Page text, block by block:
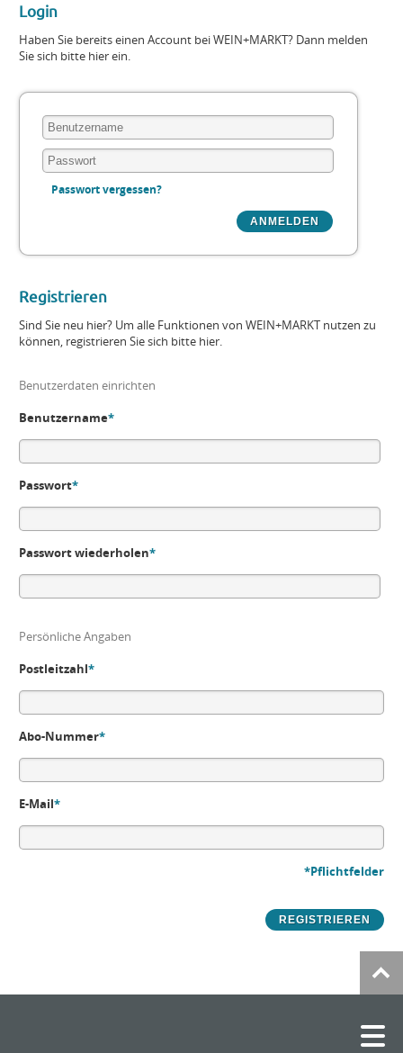
Login
Haben Sie bereits einen Account bei WEIN+MARKT? Dann melden
Sie sich bitte hier ein.
Passwort vergessen?
Registrieren
Sind Sie neu hier? Um alle Funktionen von WEIN+MARKT nutzen zu
können, registrieren Sie sich bitte hier.
Benutzerdaten einrichten
Benutzername*
Passwort*
Passwort wiederholen*
Persönliche Angaben
Postleitzahl*
Abo-Nummer*
E-Mail*
*Pflichtfelder